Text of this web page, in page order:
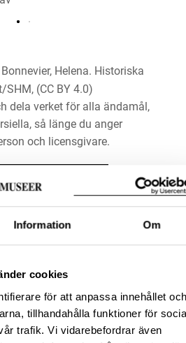
Information Om
cookies
för att anpassa innehållet och
tillhandahålla funktioner för
trafik. Vi vidarebefordrar även
3917-46C1-9644-
53877
Helena. Historiska
SHM, (CC BY 4.0)
dela verket för alla ändamål,
så länge du anger
och licensgivare.
NER MEDIA